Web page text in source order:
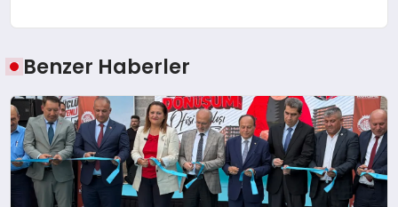
Benzer Haberler